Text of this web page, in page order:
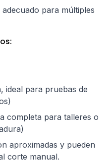
adecuado para múltiples
ideal para pruebas de
completa para talleres o
aproximadas y pueden
corte manual.